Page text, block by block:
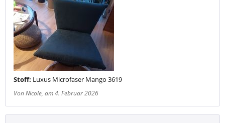
Stoff: Luxus Microfaser Mango 3619
Von Nicole, am 4. Februar 2026